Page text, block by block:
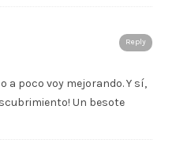
Reply
a poco voy mejorando. Y sí,
Un besote